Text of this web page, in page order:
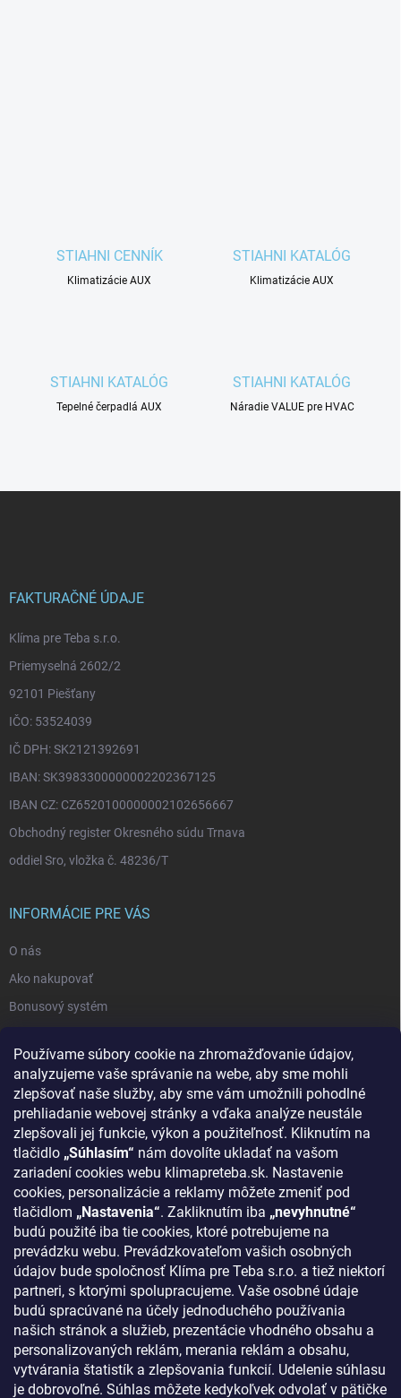
Používame súbory cookie na zhromažďovanie údajov,
analyzujeme vaše správanie na webe, aby sme mohli
zlepšovať naše služby, aby sme vám umožnili pohodlné
prehliadanie webovej stránky a vďaka analýze neustále
zlepšovali jej funkcie, výkon a použiteľnosť. Kliknutím na
tlačidlo „Súhlasím“ nám dovolíte ukladať na vašom
zariadení cookies webu klimapreteba.sk. Nastavenie
cookies, personalizácie a reklamy môžete zmeniť pod
tlačidlom „Nastavenia“. Zakliknutím iba „nevyhnutné“
budú použité iba tie cookies, ktoré potrebujeme na
prevádzku webu. Prevádzkovateľom vašich osobných
údajov bude spoločnosť Klíma pre Teba s.r.o. a tiež niektorí
partneri, s ktorými spolupracujeme. Vaše osobné údaje
budú spracúvané na účely jednoduchého používania
našich stránok a služieb, prezentácie vhodného obsahu a
personalizovaných reklám, merania reklám a obsahu,
vytvárania štatistík a zlepšovania funkcií. Udelenie súhlasu
je dobrovoľné. Súhlas môžete kedykoľvek odvolať v pätičke
STIAHNI CENNÍK
Klimatizácie AUX
STIAHNI KATALÓG
Klimatizácie AUX
STIAHNI KATALÓG
Tepelné čerpadlá AUX
STIAHNI KATALÓG
Náradie VALUE pre HVAC
FAKTURAČNÉ ÚDAJE
Klíma pre Teba s.r.o.
Priemyselná 2602/2
92101 Piešťany
IČO: 53524039
IČ DPH: SK2121392691
IBAN: SK3983300000002202367125
IBAN CZ: CZ6520100000002102656667
Obchodný register Okresného súdu Trnava
oddiel Sro, vložka č. 48236/T
INFORMÁCIE PRE VÁS
O nás
Ako nakupovať
Bonusový systém
Blog - najnovšie články
Obchodné podmienky
Podmienky ochrany osobných údajov
Odstúpenie od zmluvy
Kontakty
KONTAKT
klima@klimapreteba.sk
0907 044 080
https://www.facebook.com/klimapreteba.sk
klimapreteba